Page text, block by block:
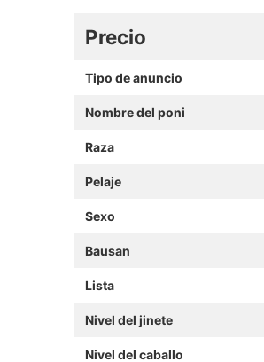
Precio
Tipo de anuncio
Nombre del poni
Raza
Pelaje
Sexo
Bausan
Lista
Nivel del jinete
Nivel del caballo